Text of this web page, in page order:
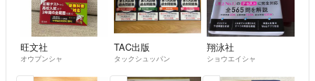
旺文社
オウブンシャ
TAC出版
タックシュッパン
翔泳社
ショウエイシャ